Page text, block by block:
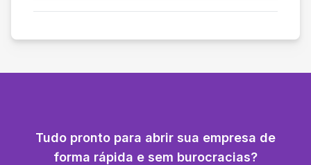
Tudo pronto para abrir sua empresa de
forma rápida e sem burocracias?